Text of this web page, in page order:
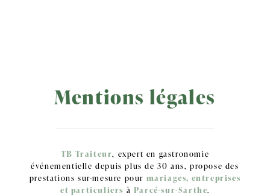
Mentions légales
TB Traiteur, expert en gastronomie
événementielle depuis plus de 30 ans, propose des
prestations sur-mesure pour mariages, entreprises
et particuliers à Parcé-sur-Sarthe.